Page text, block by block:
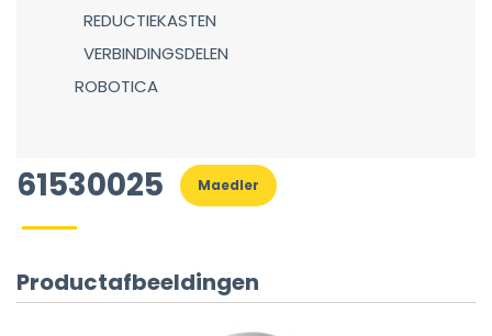
REDUCTIEKASTEN
VERBINDINGSDELEN
ROBOTICA
61530025 Maedler
Productafbeeldingen